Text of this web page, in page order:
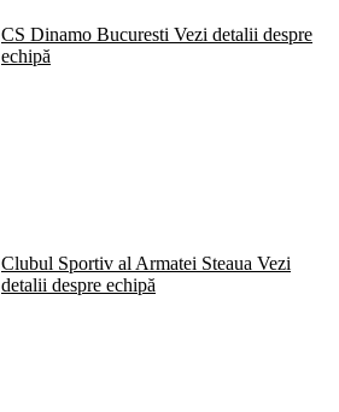
CS Dinamo Bucuresti Vezi detalii despre
echipă
Clubul Sportiv al Armatei Steaua Vezi
detalii despre echipă